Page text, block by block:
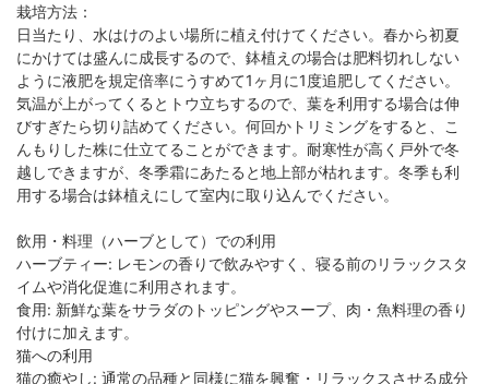
栽培方法：
日当たり、水はけのよい場所に植え付けてください。春から初夏
にかけては盛んに成長するので、鉢植えの場合は肥料切れしない
ように液肥を規定倍率にうすめて1ヶ月に1度追肥してください。
気温が上がってくるとトウ立ちするので、葉を利用する場合は伸
びすぎたら切り詰めてください。何回かトリミングをすると、こ
んもりした株に仕立てることができます。耐寒性が高く戸外で冬
越しできますが、冬季霜にあたると地上部が枯れます。冬季も利
用する場合は鉢植えにして室内に取り込んでください。
飲用・料理（ハーブとして）での利用
ハーブティー: レモンの香りで飲みやすく、寝る前のリラックスタ
イムや消化促進に利用されます。
食用: 新鮮な葉をサラダのトッピングやスープ、肉・魚料理の香り
付けに加えます。
猫への利用
猫の癒やし: 通常の品種と同様に猫を興奮・リラックスさせる成分